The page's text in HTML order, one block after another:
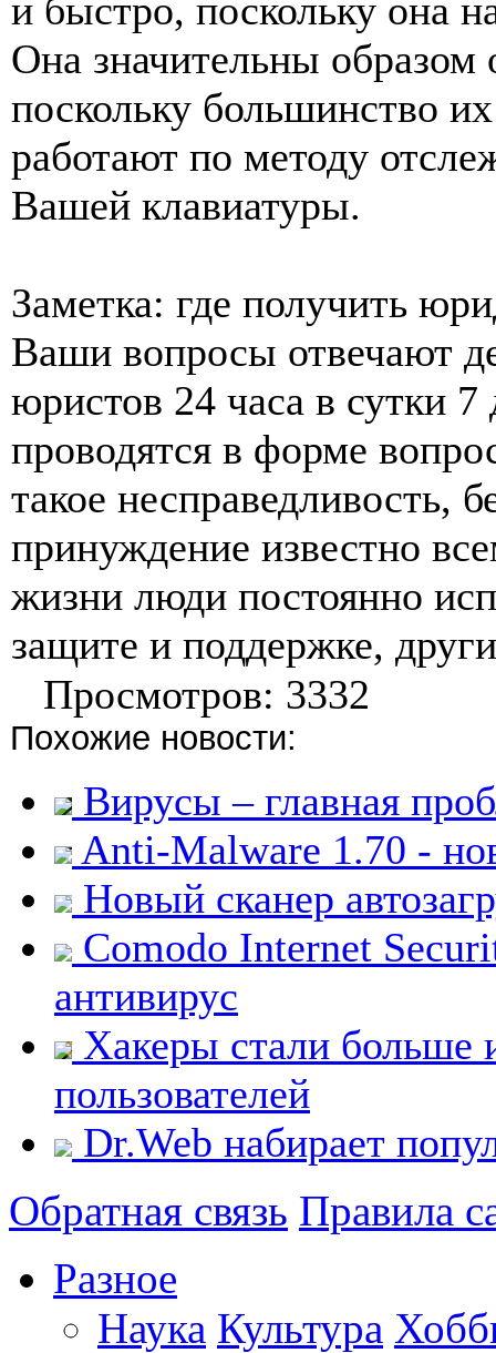
и быстро, поскольку она
Она значительны
поскольку большинство
работают по методу
Вашей клавиатуры.
Заметка: где получить
Ваши вопросы отвечают
юристов 24 часа в сутки
проводятся в форме
такое несправедливость,
принуждение известно
жизни люди постоянно
защите и поддержке,
Просмотров: 3332
Похожие новости:
Вирусы – главная
Anti-Malware 1.70 -
Новый сканер
Comodo Internet
антивирус
Хакеры стали больше
пользователей
Dr.Web набирает
Обратная связь Правила
Разное
Наука Культура